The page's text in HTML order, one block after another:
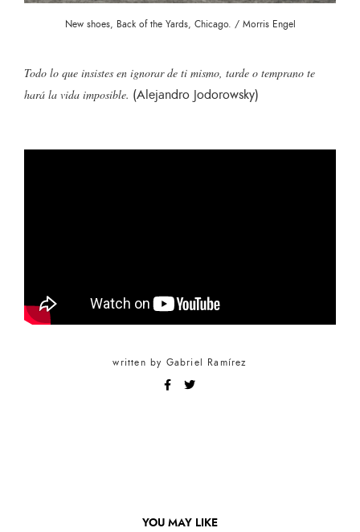
New shoes, Back of the Yards, Chicago. / Morris Engel
Todo lo que insistes en ignorar de ti mismo, tarde o temprano te
hará la vida imposible. (Alejandro Jodorowsky)
written by Gabriel Ramírez
YOU MAY LIKE